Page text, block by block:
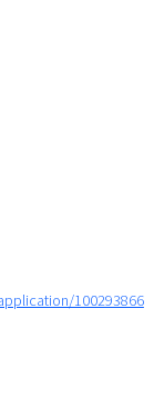
100293866